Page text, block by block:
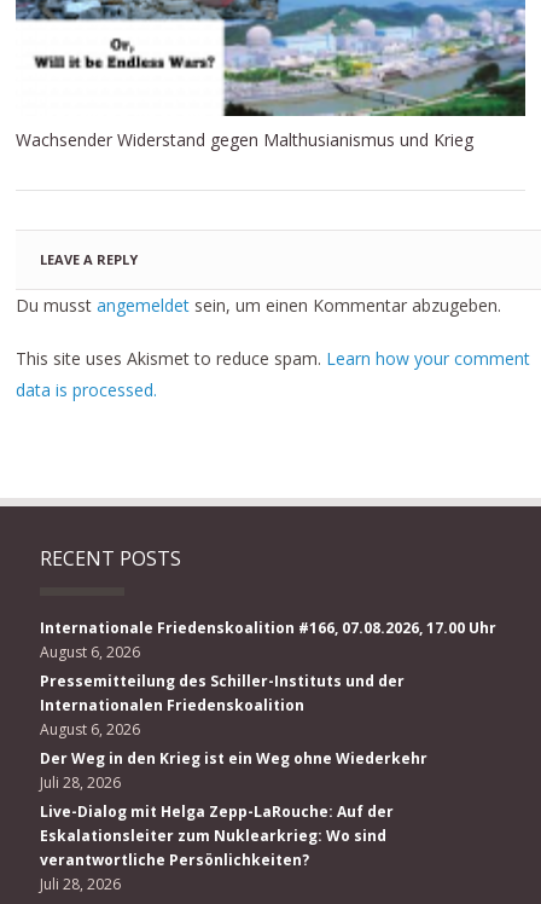
Wachsender Widerstand gegen Malthusianismus und Krieg
LEAVE A REPLY
Du musstangemeldet sein, um einen Kommentar abzugeben.
This site uses Akismet to reduce spam. Learn how your comment
data is processed.
RECENT POSTS
Internationale Friedenskoalition #166, 07.08.2026, 17.00 Uhr
August 6, 2026
Pressemitteilung des Schiller-Instituts und der
Internationalen Friedenskoalition
August 6, 2026
Der Weg in den Krieg ist ein Weg ohne Wiederkehr
Juli 28, 2026
Live-Dialog mit Helga Zepp-LaRouche: Auf der
Eskalationsleiter zum Nuklearkrieg: Wo sind
verantwortliche Persönlichkeiten?
Juli 28, 2026